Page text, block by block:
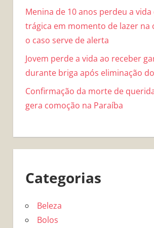
Menina de 10 anos perdeu a
trágica em momento de lazer na
o caso serve de alerta
Jovem perde a vida ao receber
durante briga após eliminação
Confirmação da morte de
gera comoção na Paraíba
Categorias
Beleza
Bolos